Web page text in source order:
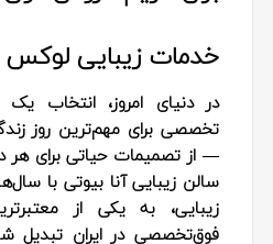
خدمات زیبایی لوکس
در دنیای امروز، انتخاب
تخصصی برای مهم‌ترین روز
— از تصمیمات حیاتی برای
سالن زیبایی آنا بیوتی با
زیبایی، به یکی از
فوق‌تخصصی در ایران تبدیل